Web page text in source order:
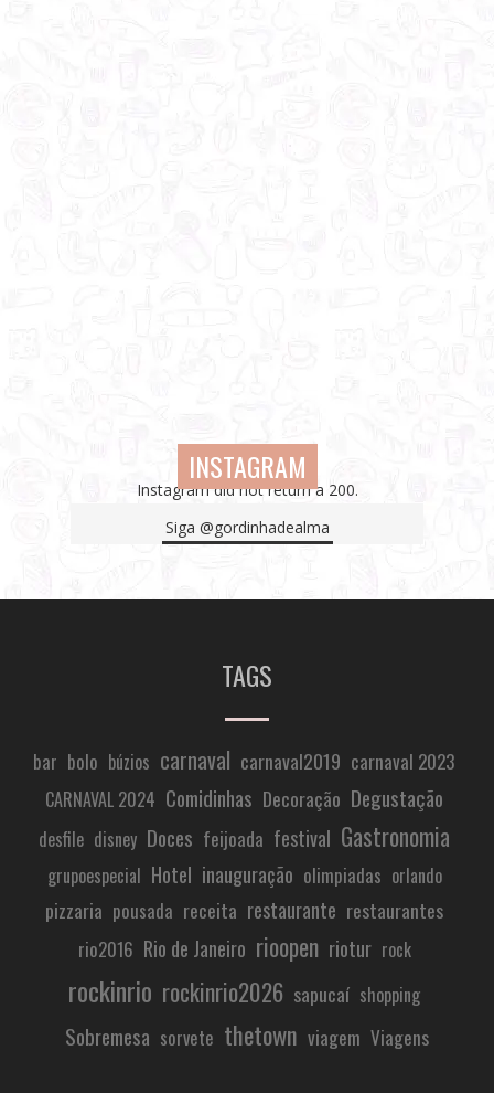
INSTAGRAM
Instagram did not return a 200.
Siga @gordinhadealma
TAGS
bar bolo búzios carnaval carnaval2019 carnaval 2023
CARNAVAL 2024 Comidinhas Decoração Degustação
desfile disney Doces feijoada festival Gastronomia
grupoespecial Hotel inauguração olimpiadas orlando
pizzaria pousada receita restaurante restaurantes
rio2016 Rio de Janeiro rioopen riotur rock
rockinrio rockinrio2026 sapucaí shopping
Sobremesa sorvete thetown viagem Viagens